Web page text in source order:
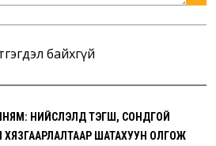
байхгүй
НИЙСЛЭЛД ТЭГШ, СОНДГОЙ
ХЯЗГААРЛАЛТААР ШАТАХУУН ОЛГОЖ